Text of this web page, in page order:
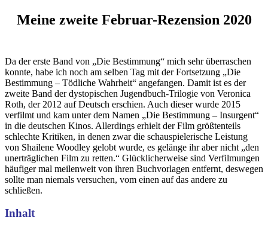
Meine zweite Februar-Rezension 2020
Da der erste Band von „Die Bestimmung“ mich sehr überraschen
konnte, habe ich noch am selben Tag mit der Fortsetzung „Die
Bestimmung – Tödliche Wahrheit“ angefangen. Damit ist es der
zweite Band der dystopischen Jugendbuch-Trilogie von Veronica
Roth, der 2012 auf Deutsch erschien. Auch dieser wurde 2015
verfilmt und kam unter dem Namen „Die Bestimmung – Insurgent“
in die deutschen Kinos. Allerdings erhielt der Film größtenteils
schlechte Kritiken, in denen zwar die schauspielerische Leistung
von Shailene Woodley gelobt wurde, es gelänge ihr aber nicht „den
unerträglichen Film zu retten.“ Glücklicherweise sind Verfilmungen
häufiger mal meilenweit von ihren Buchvorlagen entfernt, deswegen
sollte man niemals versuchen, vom einen auf das andere zu
schließen.
Inhalt